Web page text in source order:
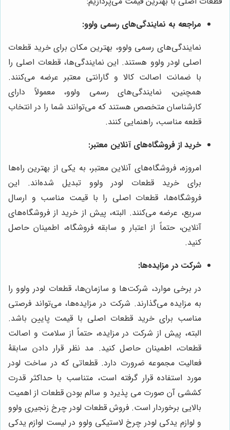
مراجعه به نمایندگی‌های رسمی ولوو:
نمایندگی‌های رسمی ولوو، بهترین مکان برای خرید قطعات
اصلی لودر ولوو هستند. این نمایندگی‌ها، قطعات اصلی را
با ضمانت اصالت کالا و گارانتی معتبر عرضه می‌کنند.
همچنین، نمایندگی‌های رسمی ولوو، معمولاً دارای
کارشناسان متخصص هستند که می‌توانند شما را در انتخاب
قطعه مناسب، راهنمایی کنند.
خرید از فروشگاه‌های آنلاین معتبر:
امروزه، فروشگاه‌های آنلاین معتبر، به یکی از بهترین راه‌ها
برای خرید قطعات لودر ولوو تبدیل شده‌اند. این
فروشگاه‌ها، قطعات اصلی را با قیمت مناسب و ارسال
سریع، عرضه می‌کنند. البته، پیش از خرید از فروشگاه‌های
آنلاین، حتماً از اعتبار و سابقه فروشگاه، اطمینان حاصل
کنید.
شرکت در مزایده‌ها:
در برخی موارد، شرکت‌ها و سازمان‌ها، قطعات لودر ولوو را
به مزایده می‌گذارند. شرکت در مزایده‌ها، می‌تواند فرصتی
مناسب برای خرید قطعات اصلی با قیمت پایین باشد.
البته، پیش از شرکت در مزایده، حتماً از سلامت و اصالت
قطعات، اطمینان حاصل کنید. مد نظر قرار دادن سابقۀ
فعالیت مجموعه ضرورت دارد. قطعاتی که در ساخت لودر
مورد استفاده قرار گرفته است، متناسب با حداکثر قدرت
کششی آن صورت می پذیرد و سالم بودن قطعات از اهمیت
بالایی برخوردار است. فروش قطعات لودر چرخ زنجیری ولوو
و لوازم یدکی لودر چرخ لاستیکی ولوو در لیست لوازم یدکی